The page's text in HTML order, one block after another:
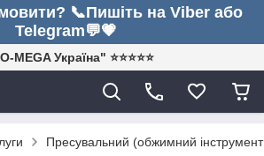
📞Пишіть на Viber або
Telegram💬💗
MEGA Україна" ⭐⭐⭐⭐⭐
Пресувальний (обжимний інструмент